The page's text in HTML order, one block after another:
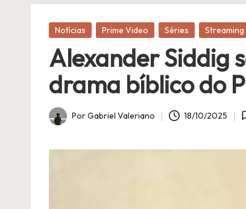
r
v
a
C
n
sobre
sétima
arte!
Publicado
Notícias Prime Video Séries Streaming
Alexander Siddig
drama bíblico do
Publicado
PorGabriel Valeriano 18/10/2025